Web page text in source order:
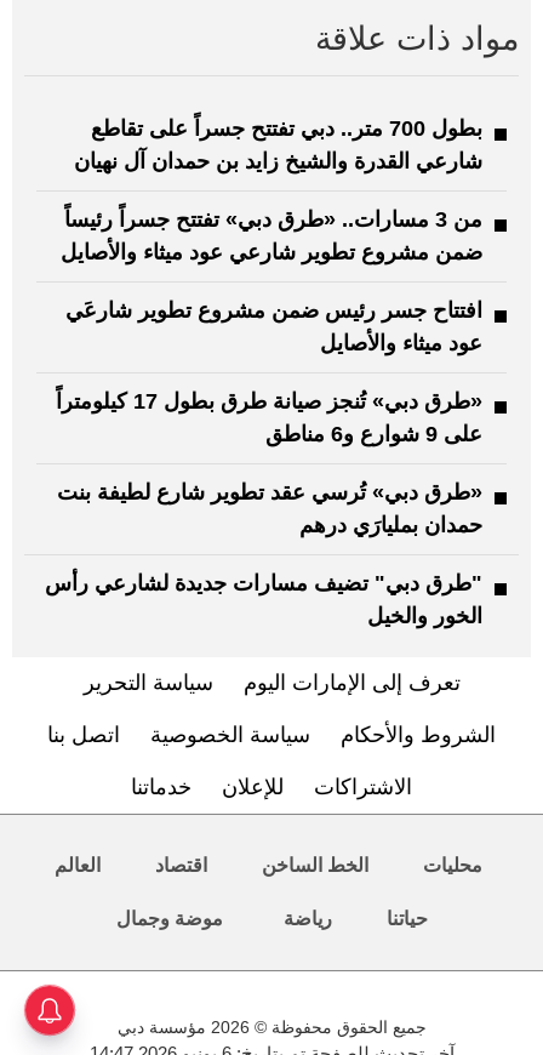
مواد ذات علاقة
بطول 700 متر.. دبي تفتتح جسراً على تقاطع
شارعي القدرة والشيخ زايد بن حمدان آل نهيان
من 3 مسارات.. «طرق دبي» تفتتح جسراً رئيساً
ضمن مشروع تطوير شارعي عود ميثاء والأصايل
افتتاح جسر رئيس ضمن مشروع تطوير شارعَي
عود ميثاء والأصايل
«طرق دبي» تُنجز صيانة طرق بطول 17 كيلومتراً
على 9 شوارع و6 مناطق
«طرق دبي» تُرسي عقد تطوير شارع لطيفة بنت
حمدان بمليارَي درهم
"طرق دبي" تضيف مسارات جديدة لشارعي رأس
الخور والخيل
تعرف إلى الإمارات اليوم سياسة التحرير
الشروط والأحكام سياسة الخصوصية اتصل بنا
الاشتراكات للإعلان خدماتنا
محليات الخط الساخن اقتصاد العالم
حياتنا رياضة موضة وجمال
جميع الحقوق محفوظة © 2026 مؤسسة دبي